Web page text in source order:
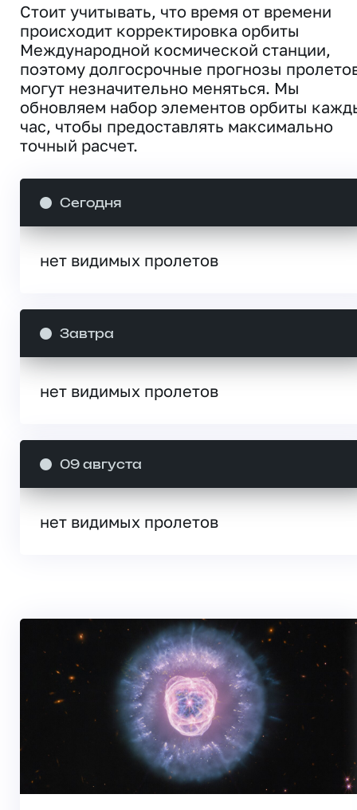
Стоит учитывать, что время от времени
происходит корректировка орбиты
Международной космической станции,
поэтому долгосрочные прогнозы
могут незначительно меняться. Мы
обновляем набор элементов орбиты
час, чтобы предоставлять максимально
точный расчет.
Сегодня
нет видимых пролетов
Завтра
нет видимых пролетов
09 августа
нет видимых пролетов